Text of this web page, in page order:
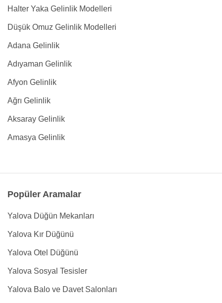
Halter Yaka Gelinlik Modelleri
Düşük Omuz Gelinlik Modelleri
Adana Gelinlik
Adıyaman Gelinlik
Afyon Gelinlik
Ağrı Gelinlik
Aksaray Gelinlik
Amasya Gelinlik
Popüler Aramalar
Yalova Düğün Mekanları
Yalova Kır Düğünü
Yalova Otel Düğünü
Yalova Sosyal Tesisler
Yalova Balo ve Davet Salonları